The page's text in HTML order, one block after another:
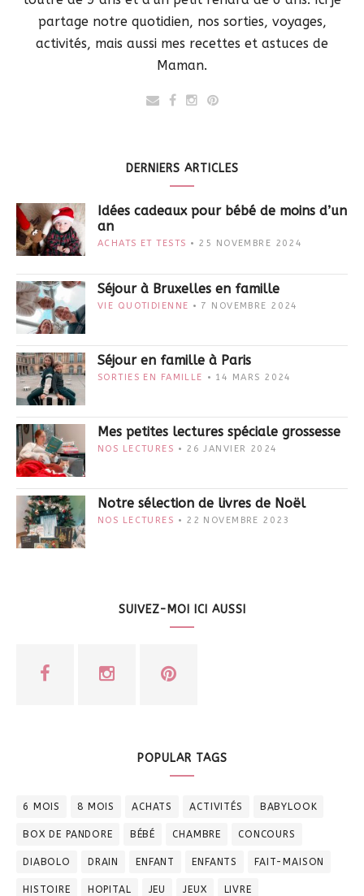
partage notre quotidien, nos sorties, voyages,
activités, mais aussi mes recettes et astuces de
Maman.
DERNIERS ARTICLES
Idées cadeaux pour bébé de moins d’un
an
ACHATS ET TESTS 25 NOVEMBRE 2024
Séjour à Bruxelles en famille
VIE QUOTIDIENNE 7 NOVEMBRE 2024
Séjour en famille à Paris
SORTIES EN FAMILLE 14 MARS 2024
Mes petites lectures spéciale grossesse
NOS LECTURES 26 JANVIER 2024
Notre sélection de livres de Noël
NOS LECTURES 22 NOVEMBRE 2023
SUIVEZ-MOI ICI AUSSI
POPULAR TAGS
6 MOIS 8 MOIS ACHATS ACTIVITÉS BABYLOOK
BOX DE PANDORE BÉBÉ CHAMBRE CONCOURS
DIABOLO DRAIN ENFANT ENFANTS FAIT-MAISON
HISTOIRE HOPITAL JEU JEUX LIVRE